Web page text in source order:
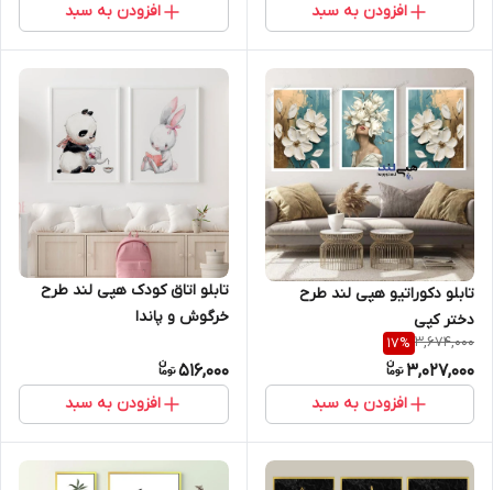
افزودن به سبد افزودن به سبد
تابلو دکوراتیو هپی لند طرح
دختر کپی
3,674,000
17%
3,027,000
افزودن به سبد
تابلو اتاق کودک هپی لند طرح
خرگوش و پاندا
516,000
افزودن به سبد